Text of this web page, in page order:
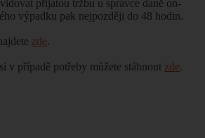
přijatou tržbu u správce daně on-
výpadku pak nejpozději do 48 hodin.
zde.
si v případě potřeby můžete stáhnout zde.